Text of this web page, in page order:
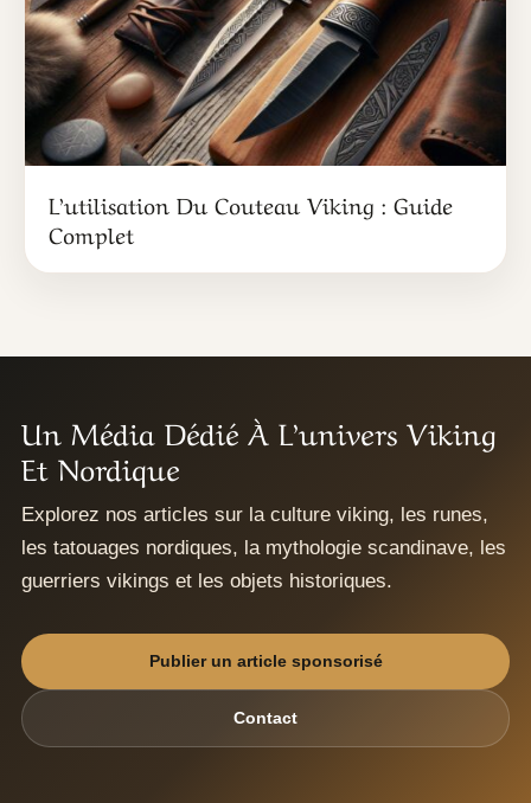
L’utilisation Du Couteau Viking : Guide
Complet
Un Média Dédié À L’univers Viking
Et Nordique
Explorez nos articles sur la culture viking, les runes,
les tatouages nordiques, la mythologie scandinave, les
guerriers vikings et les objets historiques.
Publier un article sponsorisé
Contact